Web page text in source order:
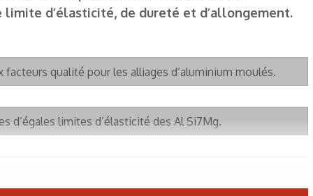
d’élasticité, de dureté et d’allongement.
facteurs qualité pour les alliages d’aluminium moulés.
d’égales limites d’élasticité des Al Si7Mg.
(2, 4, etc. sont données en heures).